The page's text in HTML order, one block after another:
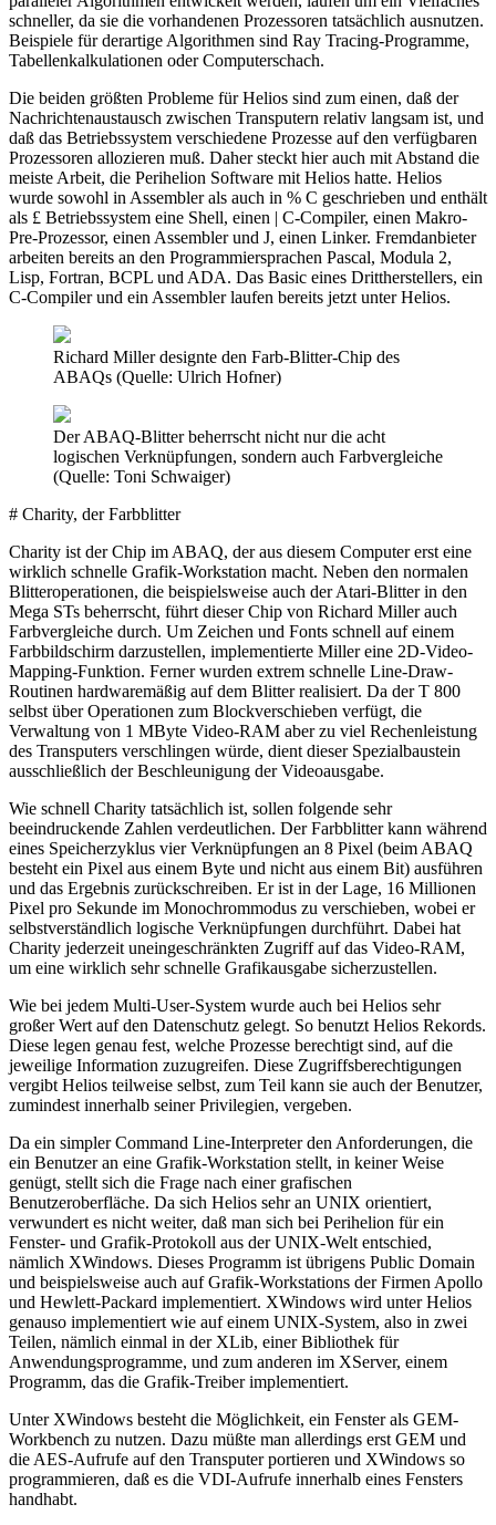
schneller, da sie die vorhandenen Prozessoren tatsächlich ausnutzen.
Beispiele für derartige Algorithmen sind Ray Tracing-Programme,
Tabellenkalkulationen oder Computerschach.
Die beiden größten Probleme für Helios sind zum einen, daß der
Nachrichtenaustausch zwischen Transputern relativ langsam ist, und
daß das Betriebssystem verschiedene Prozesse auf den verfügbaren
Prozessoren allozieren muß. Daher steckt hier auch mit Abstand die
meiste Arbeit, die Perihelion Software mit Helios hatte. Helios
wurde sowohl in Assembler als auch in % C geschrieben und enthält
als £ Betriebssystem eine Shell, einen | C-Compiler, einen Makro-
Pre-Prozessor, einen Assembler und J, einen Linker. Fremdanbieter
arbeiten bereits an den Programmiersprachen Pascal, Modula 2,
Lisp, Fortran, BCPL und ADA. Das Basic eines Drittherstellers, ein
C-Compiler und ein Assembler laufen bereits jetzt unter Helios.
Richard Miller designte den Farb-Blitter-Chip des
ABAQs (Quelle: Ulrich Hofner)
Der ABAQ-Blitter beherrscht nicht nur die acht
logischen Verknüpfungen, sondern auch Farbvergleiche
(Quelle: Toni Schwaiger)
# Charity, der Farbblitter
Charity ist der Chip im ABAQ, der aus diesem Computer erst eine
wirklich schnelle Grafik-Workstation macht. Neben den normalen
Blitteroperationen, die beispielsweise auch der Atari-Blitter in den
Mega STs beherrscht, führt dieser Chip von Richard Miller auch
Farbvergleiche durch. Um Zeichen und Fonts schnell auf einem
Farbbildschirm darzustellen, implementierte Miller eine 2D-Video-
Mapping-Funktion. Ferner wurden extrem schnelle Line-Draw-
Routinen hardwaremäßig auf dem Blitter realisiert. Da der T 800
selbst über Operationen zum Blockverschieben verfügt, die
Verwaltung von 1 MByte Video-RAM aber zu viel Rechenleistung
des Transputers verschlingen würde, dient dieser Spezialbaustein
ausschließlich der Beschleunigung der Videoausgabe.
Wie schnell Charity tatsächlich ist, sollen folgende sehr
beeindruckende Zahlen verdeutlichen. Der Farbblitter kann während
eines Speicherzyklus vier Verknüpfungen an 8 Pixel (beim ABAQ
besteht ein Pixel aus einem Byte und nicht aus einem Bit) ausführen
und das Ergebnis zurückschreiben. Er ist in der Lage, 16 Millionen
Pixel pro Sekunde im Monochrommodus zu verschieben, wobei er
selbstverständlich logische Verknüpfungen durchführt. Dabei hat
Charity jederzeit uneingeschränkten Zugriff auf das Video-RAM,
um eine wirklich sehr schnelle Grafikausgabe sicherzustellen.
Wie bei jedem Multi-User-System wurde auch bei Helios sehr
großer Wert auf den Datenschutz gelegt. So benutzt Helios Rekords.
Diese legen genau fest, welche Prozesse berechtigt sind, auf die
jeweilige Information zuzugreifen. Diese Zugriffsberechtigungen
vergibt Helios teilweise selbst, zum Teil kann sie auch der Benutzer,
zumindest innerhalb seiner Privilegien, vergeben.
Da ein simpler Command Line-Interpreter den Anforderungen, die
ein Benutzer an eine Grafik-Workstation stellt, in keiner Weise
genügt, stellt sich die Frage nach einer grafischen
Benutzeroberfläche. Da sich Helios sehr an UNIX orientiert,
verwundert es nicht weiter, daß man sich bei Perihelion für ein
Fenster- und Grafik-Protokoll aus der UNIX-Welt entschied,
nämlich XWindows. Dieses Programm ist übrigens Public Domain
und beispielsweise auch auf Grafik-Workstations der Firmen Apollo
und Hewlett-Packard implementiert. XWindows wird unter Helios
genauso implementiert wie auf einem UNIX-System, also in zwei
Teilen, nämlich einmal in der XLib, einer Bibliothek für
Anwendungsprogramme, und zum anderen im XServer, einem
Programm, das die Grafik-Treiber implementiert.
Unter XWindows besteht die Möglichkeit, ein Fenster als GEM-
Workbench zu nutzen. Dazu müßte man allerdings erst GEM und
die AES-Aufrufe auf den Transputer portieren und XWindows so
programmieren, daß es die VDI-Aufrufe innerhalb eines Fensters
handhabt.